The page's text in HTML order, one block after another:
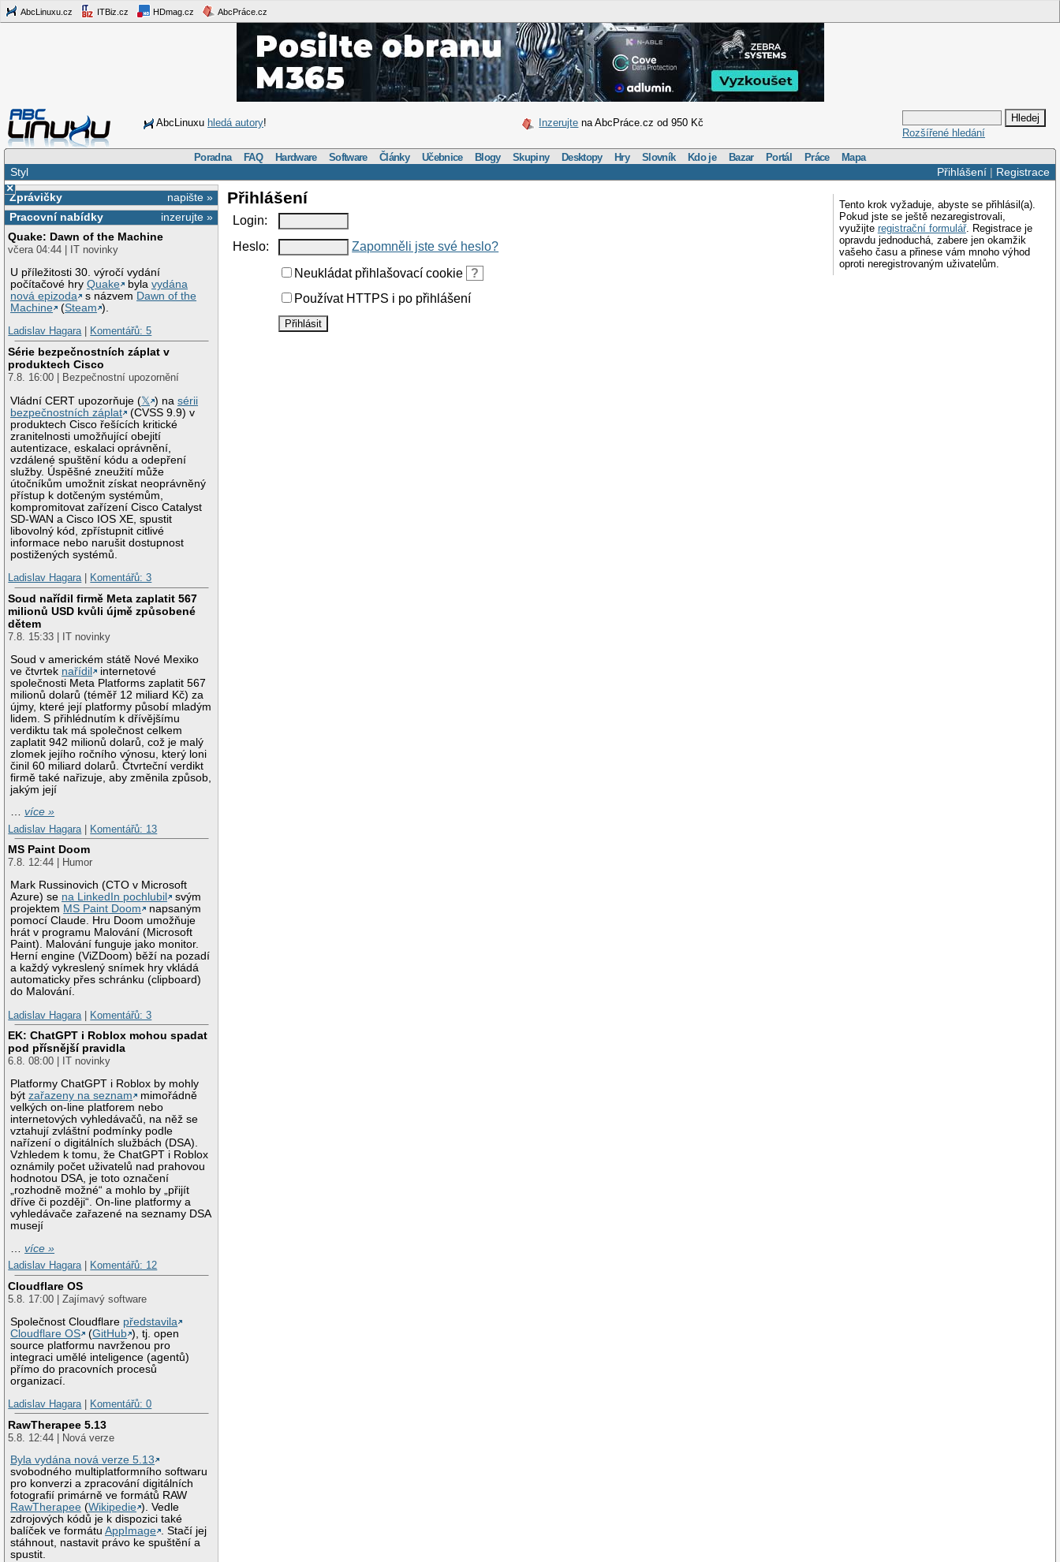
AbcLinuxu.cz ITBiz.cz HDmag.cz AbcPráce.cz
AbcLinuxu hledá autory! Inzerujte na AbcPráce.cz od 950 Kč
Rozšířené hledání
Poradna FAQ Hardware Software Články Učebnice Blogy Skupiny Desktopy Hry Slovník Kdo je Bazar Portál Práce Mapa
Přihlášení| Registrace
Styl
×
napište »
Zprávičky
inzerujte »
Pracovní nabídky
Quake: Dawn of the Machine
včera 04:44 | IT novinky
U příležitosti 30. výročí vydání
počítačové hryQuake bylavydána
nová epizoda
s názvem Dawn of the
Machine
(Steam ).
Ladislav Hagara| Komentářů: 5
Série bezpečnostních záplat v
produktech Cisco
7.8. 16:00 | Bezpečnostní upozornění
Vládní CERT upozorňuje (𝕏 ) nasérii
bezpečnostních záplat
(CVSS 9.9) v
produktech Cisco řešících kritické
zranitelnosti umožňující obejití
autentizace, eskalaci oprávnění,
vzdálené spuštění kódu a odepření
služby. Úspěšné zneužití může
útočníkům umožnit získat neoprávněný
přístup k dotčeným systémům,
kompromitovat zařízení Cisco Catalyst
SD-WAN a Cisco IOS XE, spustit
libovolný kód, zpřístupnit citlivé
informace nebo narušit dostupnost
postižených systémů.
Ladislav Hagara| Komentářů: 3
Soud nařídil firmě Meta zaplatit 567
milionů USD kvůli újmě způsobené
dětem
7.8. 15:33 | IT novinky
Soud v americkém státě Nové Mexiko
ve čtvrtek nařídil
internetové
společnosti Meta Platforms zaplatit 567
milionů dolarů (téměř 12 miliard Kč) za
újmy, které její platformy působí mladým
lidem. S přihlédnutím k dřívějšímu
verdiktu tak má společnost celkem
zaplatit 942 milionů dolarů, což je malý
zlomek jejího ročního výnosu, který loni
činil 60 miliard dolarů. Čtvrteční verdikt
firmě také nařizuje, aby změnila způsob,
jakým její
…více »
Ladislav Hagara
Komentářů: 13
MS Paint Doom
7.8. 12:44 | Humor
Mark Russinovich (CTO v Microsoft
Azure) se na LinkedIn pochlubil
svým
projektem MS Paint Doom
napsaným
pomocí Claude. Hru Doom umožňuje
hrát v programu Malování (Microsoft
Paint). Malování funguje jako monitor.
Herní engine (ViZDoom) běží na pozadí
a každý vykreslený snímek hry vkládá
automaticky přes schránku (clipboard)
do Malování.
Ladislav Hagara
Komentářů: 3
EK: ChatGPT i Roblox mohou spadat
pod přísnější pravidla
6.8. 08:00 | IT novinky
Platformy ChatGPT i Roblox by mohly
býtzařazeny na seznam
mimořádně
velkých on-line platforem nebo
internetových vyhledávačů, na něž se
vztahují zvláštní podmínky podle
nařízení o digitálních službách (DSA).
Vzhledem k tomu, že ChatGPT i Roblox
oznámily počet uživatelů nad prahovou
hodnotou DSA, je toto označení
„rozhodně možné“ a mohlo by „přijít
dříve či později“. On-line platformy a
vyhledávače zařazené na seznamy DSA
musejí
…více »
Ladislav Hagara| Komentářů: 12
Cloudflare OS
5.8. 17:00 | Zajímavý software
Společnost Cloudflare představila
Cloudflare OS
(GitHub ), tj. open
source platformu navrženou pro
integraci umělé inteligence (agentů)
přímo do pracovních procesů
organizací.
Ladislav Hagara| Komentářů: 0
RawTherapee 5.13
5.8. 12:44 | Nová verze
Byla vydána nová verze 5.13
svobodného multiplatformního softwaru
pro konverzi a zpracování digitálních
fotografií primárně ve formátů RAW
RawTherapee (Wikipedie ). Vedle
zdrojových kódů je k dispozici také
balíček ve formátuAppImage . Stačí jej
stáhnout, nastavit právo ke spuštění a
spustit.
Tento krok vyžaduje, abyste se přihlásil(a).
Pokud jste se ještě nezaregistrovali,
využijte registrační formulář. Registrace je
opravdu jednoduchá, zabere jen okamžik
vašeho času a přinese vám mnoho výhod
oproti neregistrovaným uživatelům.
Přihlášení
Login:
Heslo:
Zapomněli jste své heslo?
Neukládat přihlašovací cookie
?
Používat HTTPS i po přihlášení